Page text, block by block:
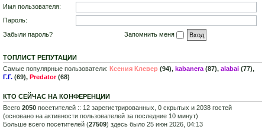
Имя пользователя:
Пароль:
Забыли пароль?
Запомнить меня
ТОПЛИСТ РЕПУТАЦИИ
Самые популярные пользователи: Ксения Клевер (94), kabanera (87), alabai (77),
Г.Г. (69), Predator(68)
КТО СЕЙЧАС НА КОНФЕРЕНЦИИ
Всего 2050 посетителей :: 12 зарегистрированных, 0 скрытых и 2038 гостей
(основано на активности пользователей за последние 10 минут)
Больше всего посетителей (27509) здесь было 25 июн 2026, 04:13